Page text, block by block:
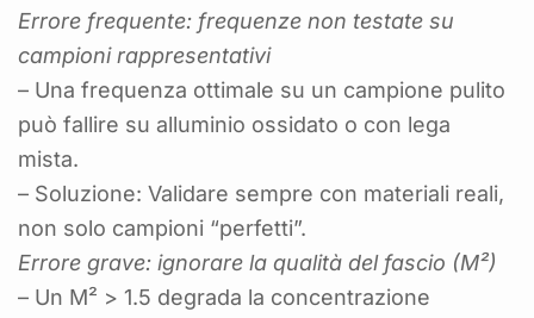
Errore frequente: frequenze non testate su
campioni rappresentativi
– Una frequenza ottimale su un campione pulito
può fallire su alluminio ossidato o con lega
mista.
– Soluzione: Validare sempre con materiali reali,
non solo campioni “perfetti”.
Errore grave: ignorare la qualità del fascio (M²)
– Un M² > 1.5 degrada la concentrazione